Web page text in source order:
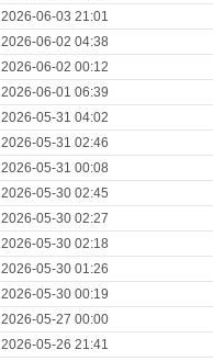
2026-06-03 21:01
2026-06-02 04:38
2026-06-02 00:12
2026-06-01 06:39
2026-05-31 04:02
2026-05-31 02:46
2026-05-31 00:08
2026-05-30 02:45
2026-05-30 02:27
2026-05-30 02:18
2026-05-30 01:26
2026-05-30 00:19
2026-05-27 00:00
2026-05-26 21:41